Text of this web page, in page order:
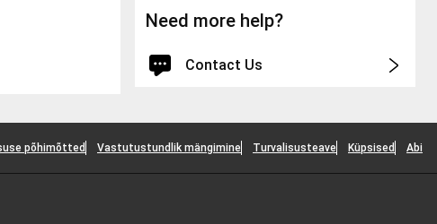
Need more help?
Contact Us
põhimõtted Vastutustundlik mängimine Turvalisusteave Küpsised Abi